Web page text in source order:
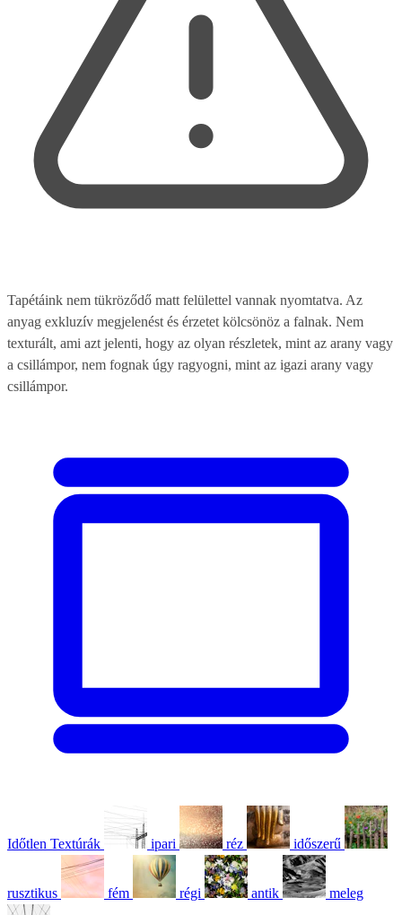
Tapétáink nem tükröződő matt felülettel vannak nyomtatva. Az
anyag exkluzív megjelenést és érzetet kölcsönöz a falnak. Nem
texturált, ami azt jelenti, hogy az olyan részletek, mint az arany vagy
a csillámpor, nem fognak úgy ragyogni, mint az igazi arany vagy
csillámpor.
Időtlen Textúrák ipari réz időszerű
rusztikus fém régi antik meleg